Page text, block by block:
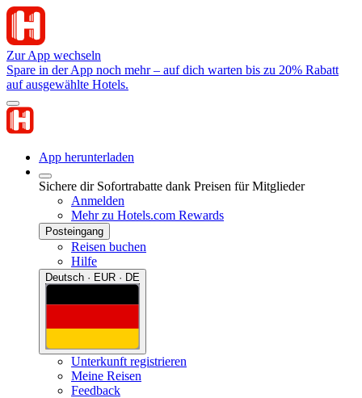
Zur App wechseln
Spare in der App noch mehr – auf dich warten bis zu 20% Rabatt
auf ausgewählte Hotels.
App herunterladen
Sichere dir Sofortrabatte dank Preisen für Mitglieder
Anmelden
Mehr zu Hotels.com Rewards
Posteingang
Reisen buchen
Hilfe
Deutsch · EUR · DE
Unterkunft registrieren
Meine Reisen
Feedback